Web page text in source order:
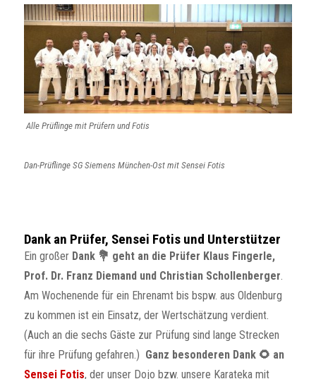
Alle Prüflinge mit Prüfern und Fotis
Dan-Prüflinge SG Siemens München-Ost mit Sensei Fotis
Dank an Prüfer, Sensei Fotis und Unterstützer
Ein großer Dank 💐 geht an die Prüfer Klaus Fingerle,
Prof. Dr. Franz Diemand und Christian Schollenberger.
Am Wochenende für ein Ehrenamt bis bspw. aus Oldenburg
zu kommen ist ein Einsatz, der Wertschätzung verdient.
(Auch an die sechs Gäste zur Prüfung sind lange Strecken
für ihre Prüfung gefahren.) Ganz besonderen Dank 🌻 an
Sensei Fotis, der unser Dojo bzw. unsere Karateka mit